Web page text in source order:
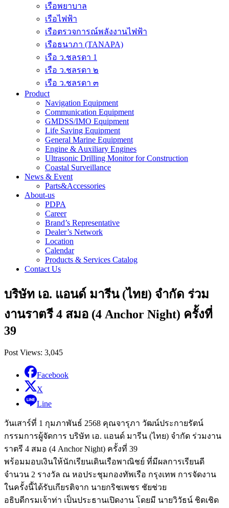
เรือพยาบาล
เรือไฟฟ้า
เรือตรวจการณ์พลังงานไฟฟ้า
เรือธนาภา (TANAPA)
เรือ ว.ชลรดา 1
เรือ ว.ชลรดา ๒
เรือ ว.ชลรดา ๓
Product
Navigation Equipment
Communication Equipment
GMDSS/IMO Equipment
Life Saving Equipment
General Marine Equipment
Engine & Auxiliary Engines
Ultrasonic Drilling Monitor for Construction
Coastal Surveillance
News & Event
Parts&Accessories
About-us
PDPA
Career
Brand’s Representative
Dealer’s Network
Location
Calendar
Products & Services Catalog
Contact Us
บริษัท เอ. แอนด์ มารีน (ไทย) จำกัด ร่วม
งานราตรี 4 สมอ (4 Anchor Night) ครั้งที่
39
Post Views: 3,045
Facebook
X
Line
วันเสาร์ที่ 1 กุมภาพันธ์ 2568 คุณจารุภา วัฒน์ประกายรัตน์
กรรมการผู้จัดการ บริษัท เอ. แอนด์ มารีน (ไทย) จำกัด ร่วมงาน
ราตรี 4 สมอ (4 Anchor Night) ครั้งที่ 39
พร้อมมอบเงินให้นักเรียนเดินเรือพาณิชย์ ที่มีผลการเรียนดี
จำนวน 2 รางวัล ณ หอประชุมกองทัพเรือ กรุงเทพ การจัดงาน
ในครั้งนี้ได้รับเกียรติจาก นายกริชเพชร ชัยช่วย
อธิบดีกรมเจ้าท่า เป็นประธานเปิดงาน โดยมี นายวิวัธน์ ชิดเชิด